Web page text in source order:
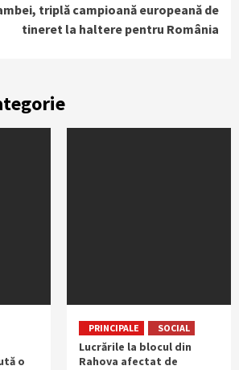
triplă campioană europeană de
tineret la haltere pentru România
o
PRINCIPALE SOCIAL
Lucrările la blocul din
Rahova afectat de